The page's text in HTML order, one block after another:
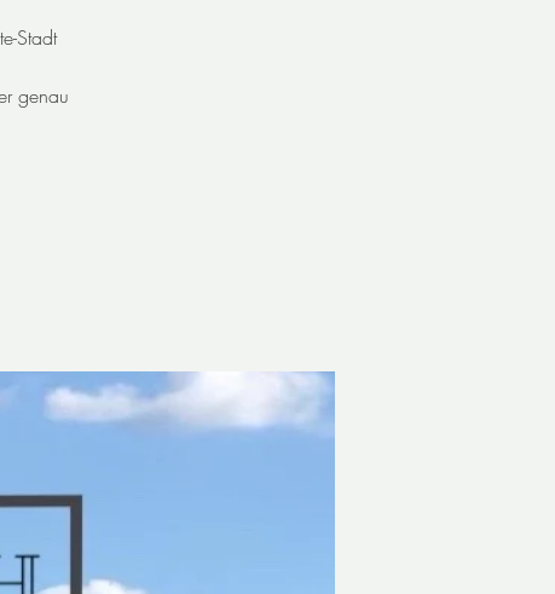
Stadt
genau